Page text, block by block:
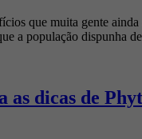
que muita gente
a população dispunha
as dicas de